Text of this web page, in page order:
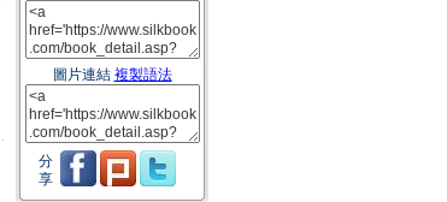
圖片連結 複製語法
分
享